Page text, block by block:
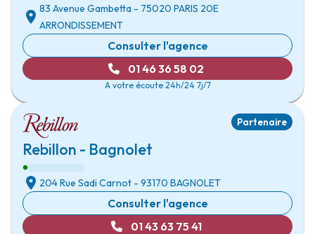
83 Avenue Gambetta - 75020 PARIS 20E
ARRONDISSEMENT
Consulter l'agence
01 46 36 58 02
A votre écoute 24h/24 7j/7
Partenaire
Rebillon - Bagnolet
204 Rue Sadi Carnot - 93170 BAGNOLET
Consulter l'agence
01 43 63 75 41